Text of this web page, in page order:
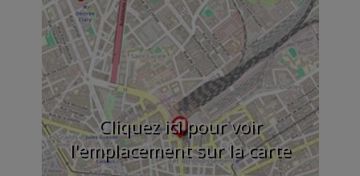
Cliquez ici pour voir
l'emplacement sur la carte